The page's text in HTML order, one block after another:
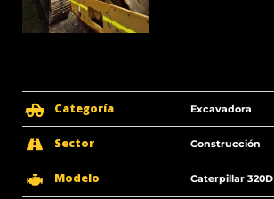
Categoría Excavadora
Sector Construcción
Modelo Caterpillar 320D